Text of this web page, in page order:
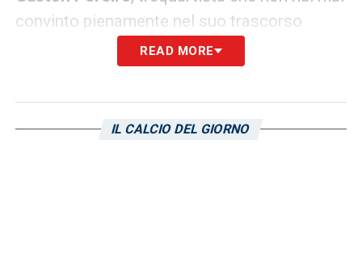
convinto pienamente nel suo trascorso
rossoblù. Il direttore sportivo del
di Montevideo, Gonzalo Lucas, ha
nella lista dei desideri della sua squadra; per
READ MORE
IL CALCIO DEL GIORNO